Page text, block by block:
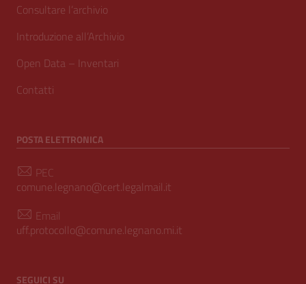
Consultare l’archivio
Introduzione all’Archivio
Open Data – Inventari
Contatti
POSTA ELETTRONICA
PEC
comune.legnano@cert.legalmail.it
Email
uff.protocollo@comune.legnano.mi.it
SEGUICI SU